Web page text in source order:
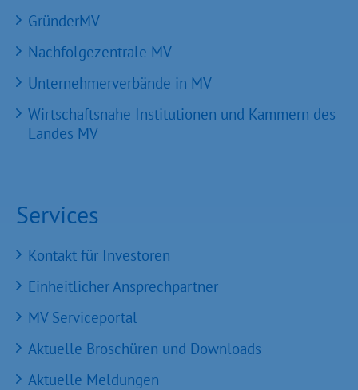
GründerMV
Nachfolgezentrale MV
Unternehmerverbände in MV
Wirtschaftsnahe Institutionen und Kammern des
Landes MV
Services
Kontakt für Investoren
Einheitlicher Ansprechpartner
MV Serviceportal
Aktuelle Broschüren und Downloads
Aktuelle Meldungen